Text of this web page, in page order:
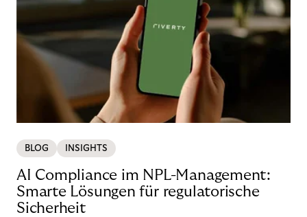
BLOG INSIGHTS
AI Compliance im NPL-Management:
Smarte Lösungen für regulatorische
Sicherheit